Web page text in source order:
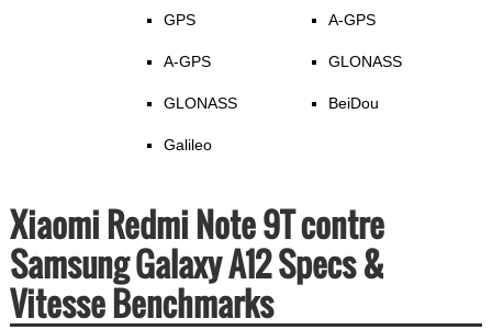
GPS
A-GPS
GLONASS
Galileo
A-GPS
GLONASS
BeiDou
Xiaomi Redmi Note 9T contre
Samsung Galaxy A12 Specs &
Vitesse Benchmarks